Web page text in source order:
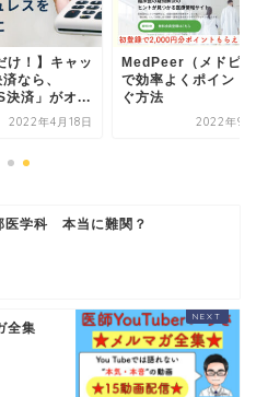
け！】キャッ
なら、
決済」がオ...
2022年4月18日
MedPeer（メドピ
で効率よくポイント
ぐ方法
2022年9
医学科 本当に難関？
全集